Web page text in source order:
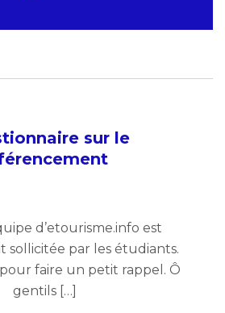
sur le
d’etourisme.info est
sollicitée par les étudiants.
faire un petit rappel. Ô
gentils […]